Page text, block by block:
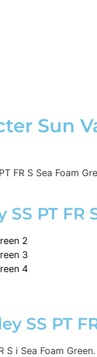
Sun
FR S Sea Foam
PT FR
SS PT
S i Sea Foam